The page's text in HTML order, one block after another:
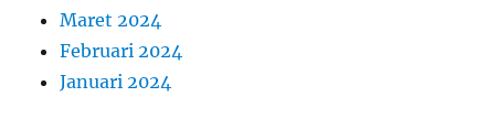
Maret 2024
Februari 2024
Januari 2024